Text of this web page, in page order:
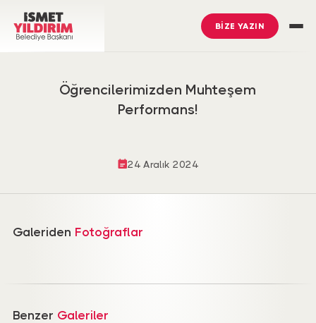
Ümraniye Belediyesi
BİZE YAZIN
Öğrencilerimizden Muhteşem
Performans!
24 Aralık 2024
Galeriden Fotoğraflar
Benzer Galeriler